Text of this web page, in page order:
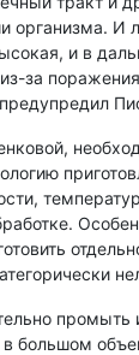
организма. И
и в
за
промыть
в большом